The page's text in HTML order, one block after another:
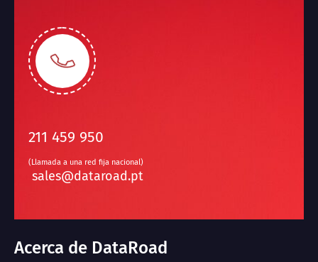
211 459 950
(Llamada a una red fija nacional)
sales@dataroad.pt
Acerca de DataRoad